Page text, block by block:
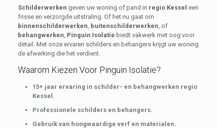
Schilderwerken geven uw woning of pand in regio Kessel een
frisse en verzorgde uitstraling. Of het nu gaat om
binnenschilderwerken buitenschilderwerken , of
behangwerken Pinguin Isolatie biedt vakwerk met oog voor
detail. Met onze ervaren schilders en behangers krijgt uw woning
de afwerking die het verdient.
Waarom Kiezen Voor Pinguin Isolatie?
15+ jaar ervaring in schilder- en behangwerken regio
Kessel.
Professionele schilders en behangers.
Gebruik van hoogwaardige verf en materialen.